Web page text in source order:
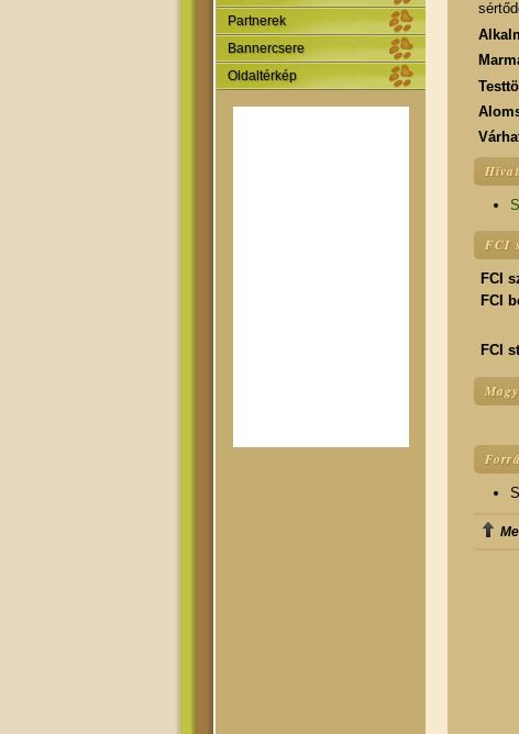
Partnerek
Bannercsere
Oldaltérkép
FCI
FCI
FCI
FCI